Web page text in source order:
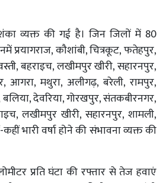
व्यक्त की गई है। जिन जिलों में 80
प्रयागराज, कौशांबी, चित्रकूट, फतेहपुर,
बहराइच, लखीमपुर खीरी, सहारनपुर,
आगरा, मथुरा, अलीगढ़, बरेली, रामपुर,
देवरिया, गोरखपुर, संतकबीरनगर,
लखीमपुर खीरी, सहारनपुर, शामली,
भारी वर्षा होने की संभावना व्यक्त की
प्रति घंटा की रफ्तार से तेज हवाएं